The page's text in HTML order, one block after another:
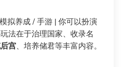
拟养成 / 手游 | 你可以扮演
法在于治理国家、收录名
宫、培养储君等丰富内容。